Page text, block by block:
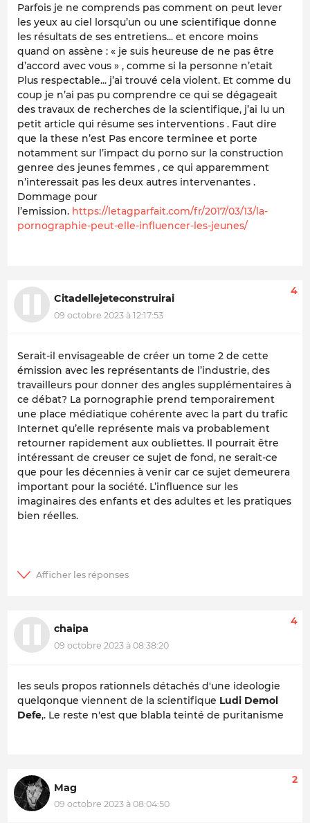
Parfois je ne comprends pas comment on peut lever
les yeux au ciel lorsqu’un ou une scientifique donne
les résultats de ses entretiens... et encore moins
quand on assène : « je suis heureuse de ne pas être
d’accord avec vous » , comme si la personne n’etait
Plus respectable... j’ai trouvé cela violent. Et comme du
coup je n’ai pas pu comprendre ce qui se dégageait
des travaux de recherches de la scientifique, j’ai lu un
petit article qui résume ses interventions . Faut dire
que la these n’est Pas encore terminee et porte
notamment sur l’impact du porno sur la construction
genree des jeunes femmes , ce qui apparemment
n’interessait pas les deux autres intervenantes .
Dommage pour
l’emission. https://letagparfait.com/fr/2017/03/13/la-
pornographie-peut-elle-influencer-les-jeunes/
Citadellejeteconstruirai
09 octobre 2023 à 12:17:53
4
Serait-il envisageable de créer un tome 2 de cette
émission avec les représentants de l’industrie, des
travailleurs pour donner des angles supplémentaires à
ce débat? La pornographie prend temporairement
une place médiatique cohérente avec la part du trafic
Internet qu’elle représente mais va probablement
retourner rapidement aux oubliettes. Il pourrait être
intéressant de creuser ce sujet de fond, ne serait-ce
que pour les décennies à venir car ce sujet demeurera
important pour la société. L’influence sur les
imaginaires des enfants et des adultes et les pratiques
bien réelles.
chaipa
09 octobre 2023 à 08:38:20
4
les seuls propos rationnels détachés d'une ideologie
quelqonque viennent de la scientifique Ludi Demol
Defe,. Le reste n'est que blabla teinté de puritanisme
Mag
09 octobre 2023 à 08:04:50
2